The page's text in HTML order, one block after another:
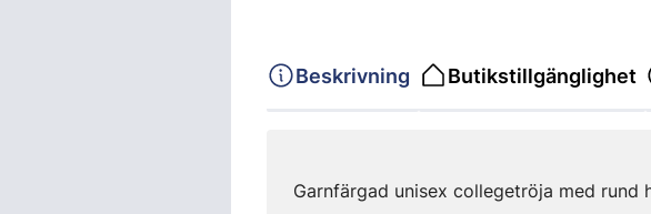
Beskrivning Butikstillgänglighet
Garnfärgad unisex collegetröja med rund